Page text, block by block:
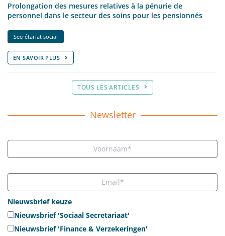
Prolongation des mesures relatives à la pénurie de
personnel dans le secteur des soins pour les pensionnés
Secrétariat social
EN SAVOIR PLUS
TOUS LES ARTICLES
Newsletter
Nieuwsbrief keuze
Nieuwsbrief 'Sociaal Secretariaat'
Nieuwsbrief 'Finance & Verzekeringen'